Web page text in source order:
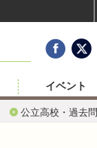
公立高校・過去問
イベント